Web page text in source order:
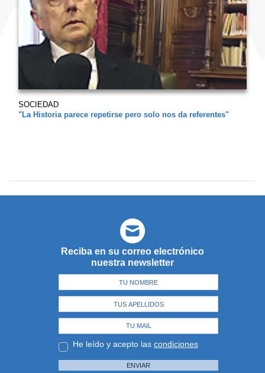
SOCIEDAD
"La Historia parece repetirse pero solo nos da referentes"
Reciba en su correo electrónico
nuestra newsletter
He leído y acepto las condiciones
ENVIAR